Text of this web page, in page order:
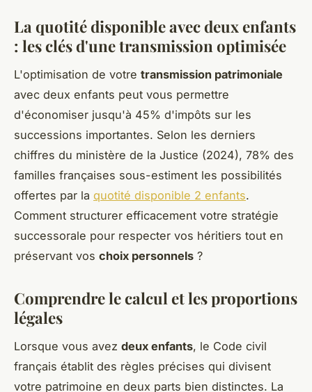
La quotité disponible avec deux enfants
: les clés d'une transmission optimisée
L'optimisation de votre transmission patrimoniale
avec deux enfants peut vous permettre
d'économiser jusqu'à 45% d'impôts sur les
successions importantes. Selon les derniers
chiffres du ministère de la Justice (2024), 78% des
familles françaises sous-estiment les possibilités
offertes par la quotité disponible 2 enfants.
Comment structurer efficacement votre stratégie
successorale pour respecter vos héritiers tout en
préservant vos choix personnels ?
Comprendre le calcul et les proportions
légales
Lorsque vous avez deux enfants, le Code civil
français établit des règles précises qui divisent
votre patrimoine en deux parts bien distinctes. La